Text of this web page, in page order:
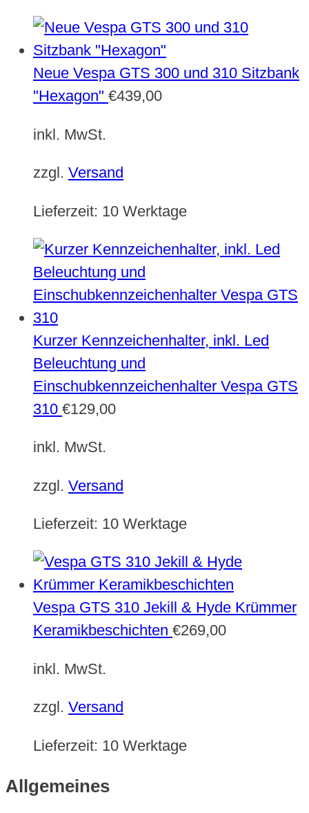
Neue Vespa GTS 300 und 310 Sitzbank
"Hexagon" €439,00
inkl. MwSt.
zzgl. Versand
Lieferzeit: 10 Werktage
Kurzer Kennzeichenhalter, inkl. Led
Beleuchtung und
Einschubkennzeichenhalter Vespa GTS
310 €129,00
inkl. MwSt.
zzgl. Versand
Lieferzeit: 10 Werktage
Vespa GTS 310 Jekill & Hyde Krümmer
Keramikbeschichten €269,00
inkl. MwSt.
zzgl. Versand
Lieferzeit: 10 Werktage
Allgemeines